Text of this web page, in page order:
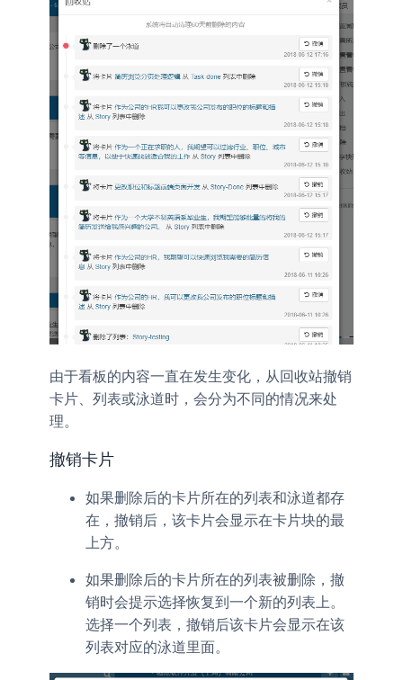
由于看板的内容一直在发生变化，从回收站撤销
卡片、列表或泳道时，会分为不同的情况来处
理。
撤销卡片
如果删除后的卡片所在的列表和泳道都存
在，撤销后，该卡片会显示在卡片块的最
上方。
如果删除后的卡片所在的列表被删除，撤
销时会提示选择恢复到一个新的列表上。
选择一个列表，撤销后该卡片会显示在该
列表对应的泳道里面。